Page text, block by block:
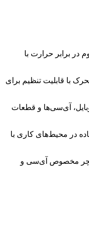
در برابر حرارت با
با قابلیت تنظیم برای
آی‌سی‌ها و قطعات
در محیط‌های کاری با
مخصوص آی‌سی و